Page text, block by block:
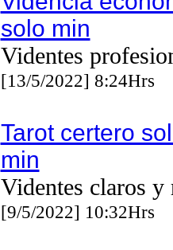
solo min
Videntes
[13/5/2022] 8:24Hrs
Tarot certero
min
Videntes claros y
[9/5/2022] 10:32Hrs